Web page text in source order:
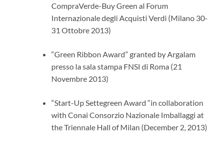
CompraVerde-Buy Green al Forum
Internazionale degli Acquisti Verdi (Milano 30-
31 Ottobre 2013)
“Green Ribbon Award” granted by Argalam
presso la sala stampa FNSI di Roma (21
Novembre 2013)
“Start-Up Settegreen Award “in collaboration
with Conai Consorzio Nazionale Imballaggi at
the Triennale Hall of Milan (December 2, 2013)